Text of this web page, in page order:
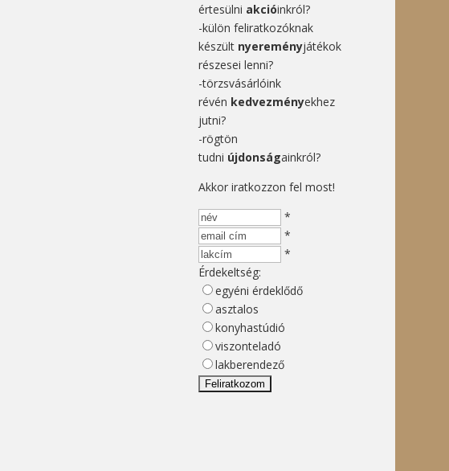
értesülni akcióinkról?
-külön feliratkozóknak
készült nyereményjátékok
részesei lenni?
-törzsvásárlóink
révén kedvezményekhez
jutni?
-rögtön
tudni újdonságainkról?
Akkor iratkozzon fel most!
*
*
*
Érdekeltség:
egyéni érdeklődő
asztalos
konyhastúdió
viszonteladó
lakberendező